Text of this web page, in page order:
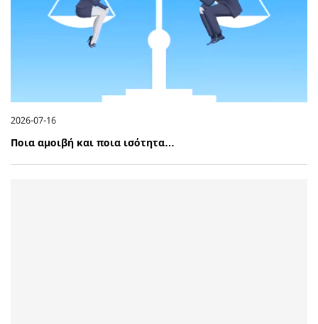
2026-07-16
Ποια αμοιβή και ποια ισότητα…